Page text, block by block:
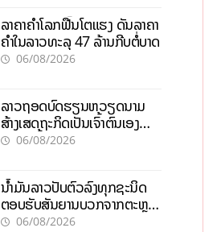
ລາຄາຄຳໂລກຟື້ນໂຕແຮງ ດັນລາຄາ
ຄຳໃນລາວທະລຸ 47 ລ້ານກີບຕໍ່ບາດ
06/08/2026
ລາວຖອດບົດຮຽນຫວຽດນາມ
ສ້າງເສດຖະກິດເປັນເຈົ້າຕົນເອງ
ກ້າວສູ່ເປົ້າໝາຍ 2035
06/08/2026
ນໍ້າມັນລາວປັບຕົວລົງທຸກຊະນິດ
ຕອບຮັບສັນຍານບວກຈາກຕະຫຼາດ
ໂລກ ແລະ ຊ່ອງແຄບຮໍມູສ
06/08/2026